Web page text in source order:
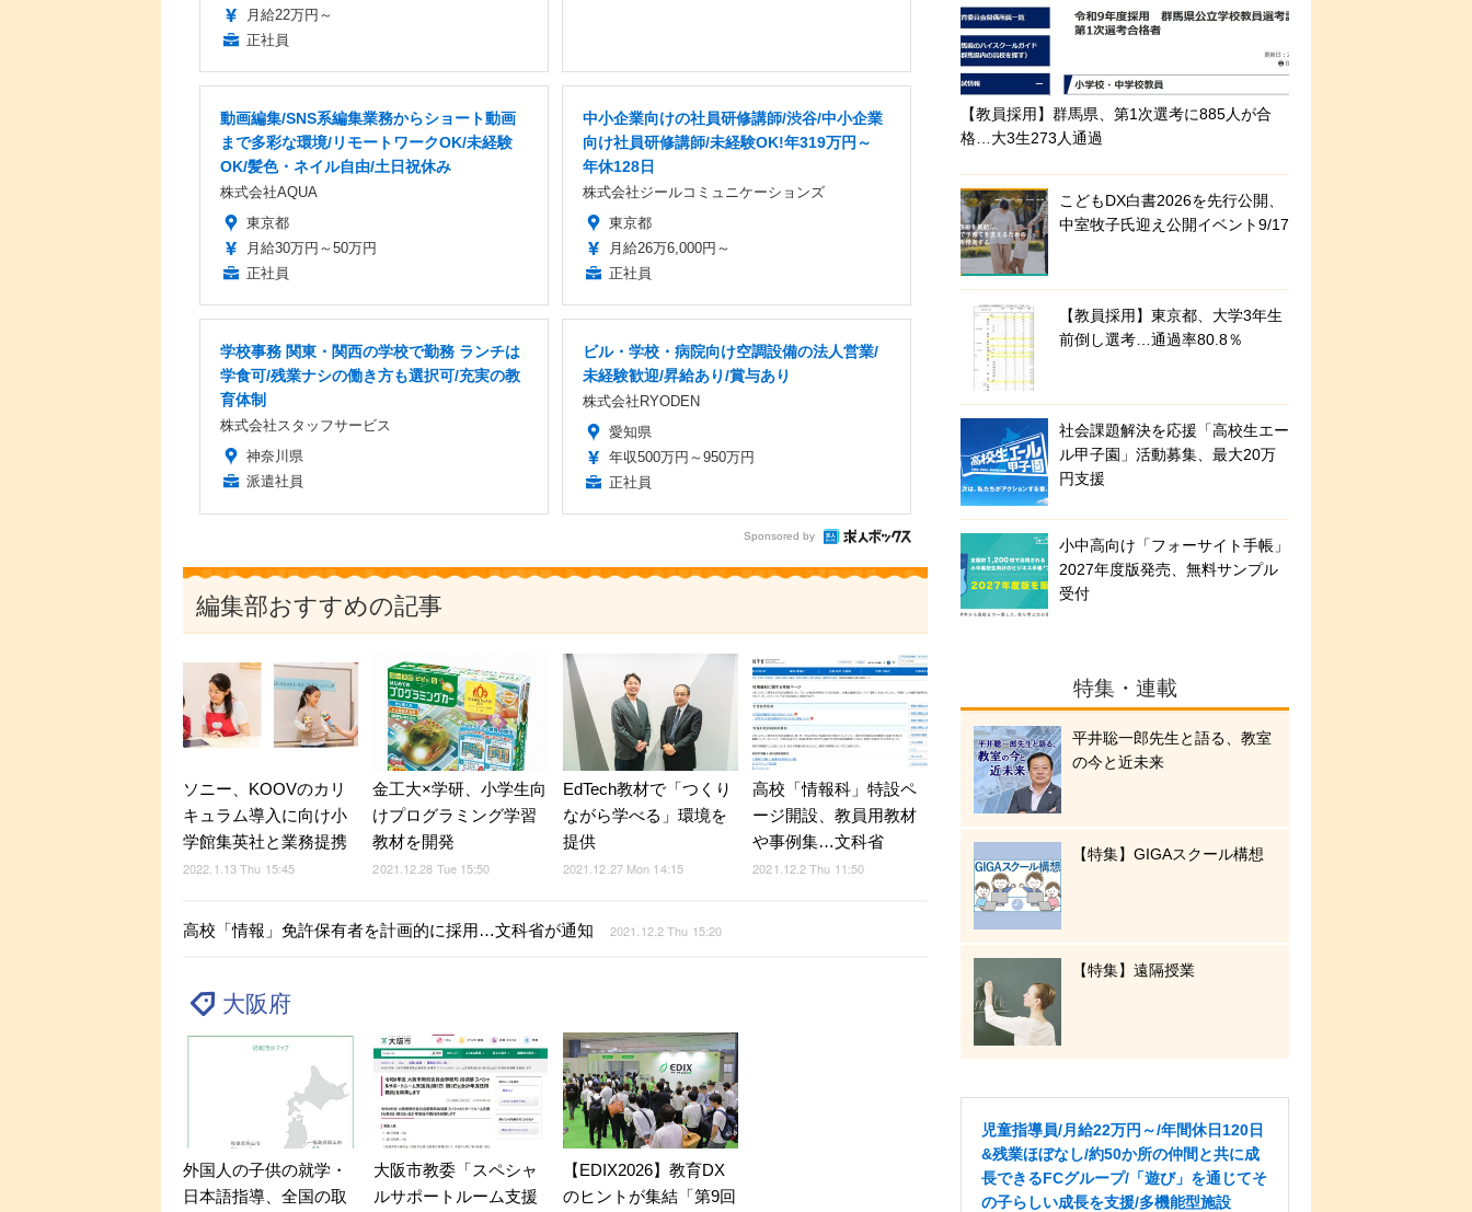
月給22万円～
正社員
動画編集/SNS系編集業務からショート動画
まで多彩な環境/リモートワークOK/未経験
OK/髪色・ネイル自由/土日祝休み
株式会社AQUA
東京都
月給30万円～50万円
正社員
中小企業向けの社員研修講師/渋谷/中小企業
向け社員研修講師/未経験OK!年319万円～
年休128日
株式会社ジールコミュニケーションズ
東京都
月給26万6,000円～
正社員
学校事務 関東・関西の学校で勤務 ランチは
学食可/残業ナシの働き方も選択可/充実の教
育体制
株式会社スタッフサービス
神奈川県
派遣社員
ビル・学校・病院向け空調設備の法人営業/
未経験歓迎/昇給あり/賞与あり
株式会社RYODEN
愛知県
年収500万円～950万円
正社員
Sponsored by
編集部おすすめの記事
ソニー、KOOVのカリ
キュラム導入に向け小
学館集英社と業務提携
2022.1.13 Thu 15:45
金工大×学研、小学生向
けプログラミング学習
教材を開発
2021.12.28 Tue 15:50
EdTech教材で「つくり
ながら学べる」環境を
提供
2021.12.27 Mon 14:15
高校「情報科」特設ペ
ージ開設、教員用教材
や事例集…文科省
2021.12.2 Thu 11:50
高校「情報」免許保有者を計画的に採用…文科省が通知 2021.12.2 Thu 15:20
大阪府
外国人の子供の就学・
日本語指導、全国の取
大阪市教委「スペシャ
ルサポートルーム支援
【EDIX2026】教育DX
のヒントが集結「第9回
【教員採用】群馬県、第1次選考に885人が合
格…大3生273人通過
こどもDX白書2026を先行公開、
中室牧子氏迎え公開イベント9/17
【教員採用】東京都、大学3年生
前倒し選考…通過率80.8％
社会課題解決を応援「高校生エー
ル甲子園」活動募集、最大20万
円支援
小中高向け「フォーサイト手帳」
2027年度版発売、無料サンプル
受付
特集・連載
平井聡一郎先生と語る、教室
の今と近未来
【特集】GIGAスクール構想
【特集】遠隔授業
児童指導員/月給22万円～/年間休日120日
&残業ほぼなし/約50か所の仲間と共に成
長できるFCグループ/「遊び」を通じてそ
の子らしい成長を支援/多機能型施設